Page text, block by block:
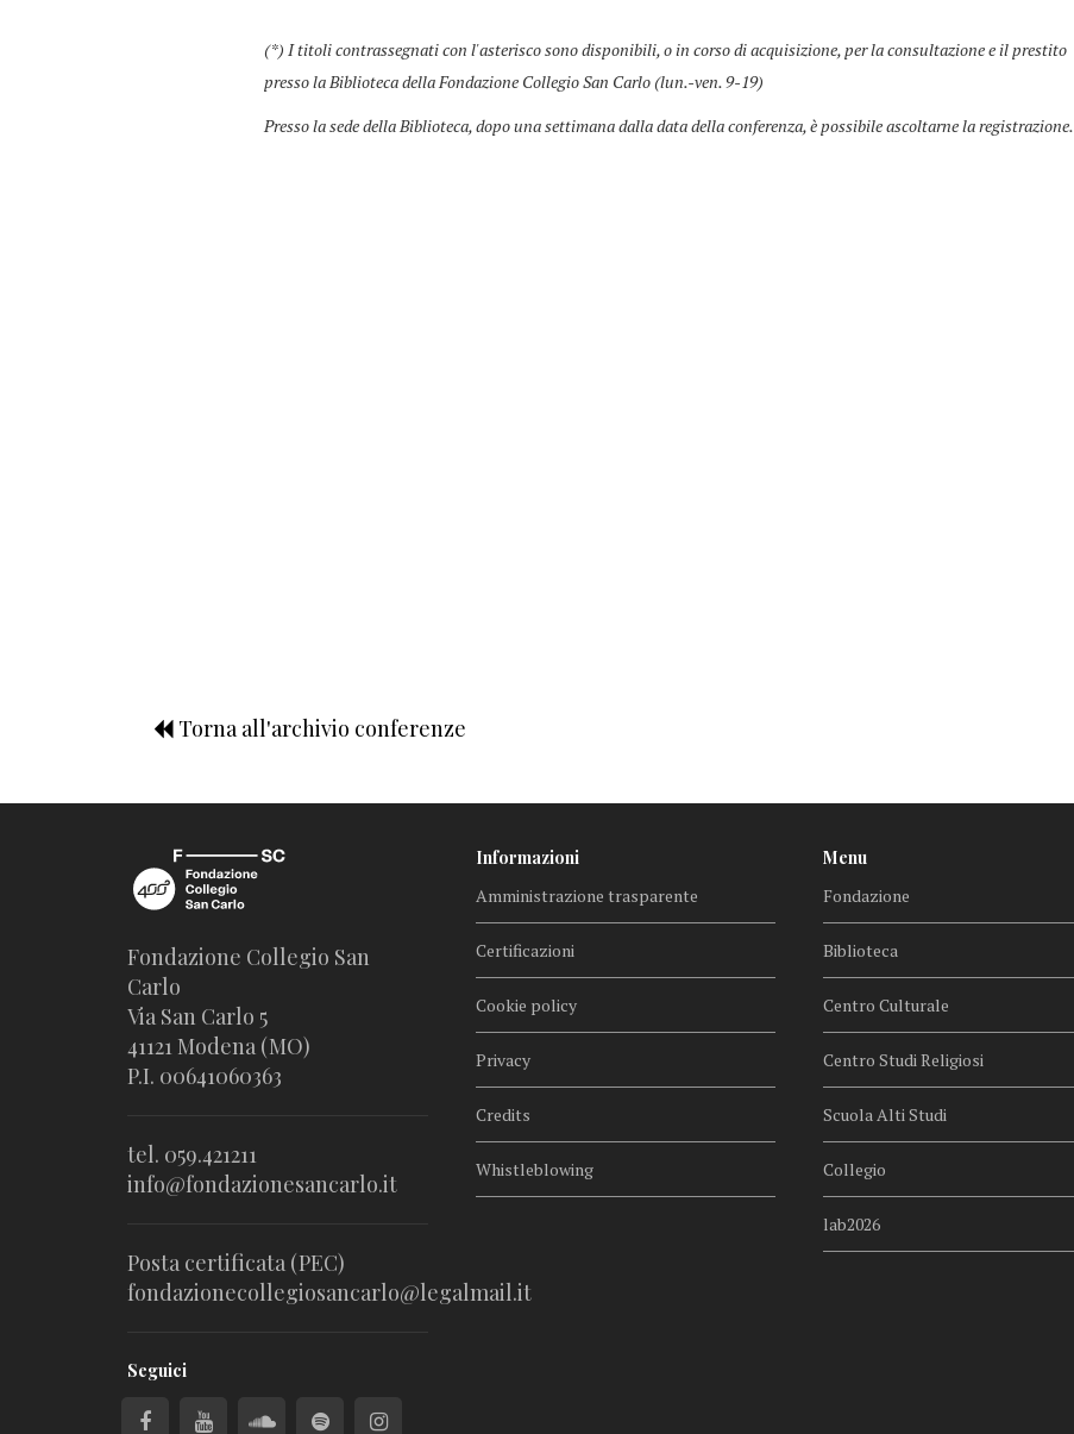
(*) I titoli contrassegnati con l'asterisco sono disponibili, o in corso di acquisizione, per la consultazione e il prestito
presso la Biblioteca della Fondazione Collegio San Carlo (lun.-ven. 9-19)
Presso la sede della Biblioteca, dopo una settimana dalla data della conferenza, è possibile ascoltarne la registrazione.
Torna all'archivio conferenze
Fondazione Collegio San
Carlo
Via San Carlo 5
41121 Modena (MO)
P.I. 00641060363
tel. 059.421211
info@fondazionesancarlo.it
Posta certificata (PEC)
fondazionecollegiosancarlo@legalmail.it
Seguici
Informazioni
Amministrazione trasparente
Certificazioni
Cookie policy
Privacy
Credits
Whistleblowing
Menu
Fondazione
Biblioteca
Centro Culturale
Centro Studi Religiosi
Scuola Alti Studi
Collegio
lab2026